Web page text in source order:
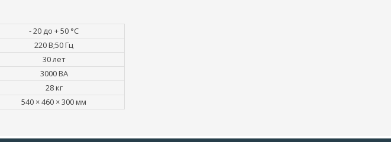
- 20 до + 50 °С
220 В;50 Гц
30 лет
3000 ВА
28 кг
540 × 460 × 300 мм